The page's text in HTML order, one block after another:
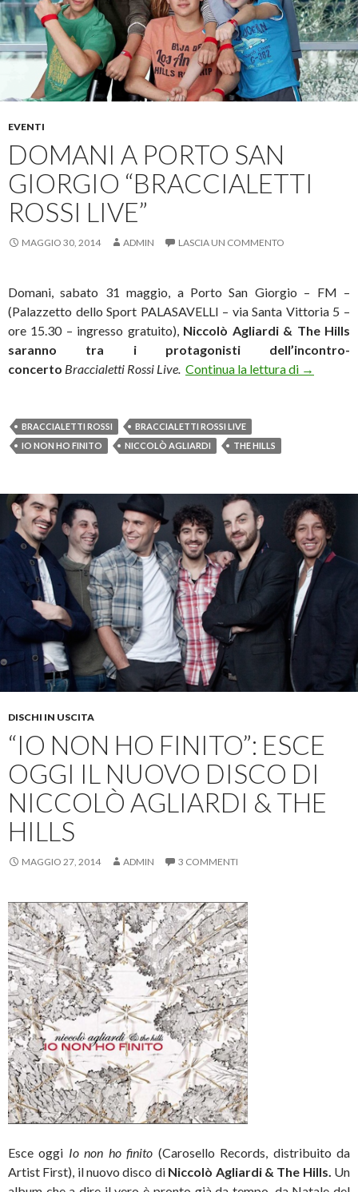
EVENTI
DOMANI A PORTO SAN
GIORGIO “BRACCIALETTI
ROSSI LIVE”
MAGGIO 30, 2014 ADMIN LASCIA UN COMMENTO
Domani, sabato 31 maggio, a Porto San Giorgio – FM –
(Palazzetto dello Sport PALASAVELLI – via Santa Vittoria 5 –
ore 15.30 – ingresso gratuito), Niccolò Agliardi & The Hills
saranno tra i protagonisti dell’incontro-
concerto Braccialetti Rossi Live. Continua la lettura di Domani
→
BRACCIALETTI ROSSI
BRACCIALETTI ROSSI LIVE
IO NON HO FINITO
NICCOLÒ AGLIARDI THE HILLS
DISCHI IN USCITA
“IO NON HO FINITO”: ESCE
OGGI IL NUOVO DISCO DI
NICCOLÒ AGLIARDI & THE
HILLS
MAGGIO 27, 2014 ADMIN 3 COMMENTI
Esce oggi Io non ho finito (Carosello Records, distribuito da
Artist First), il nuovo disco di Niccolò Agliardi & The Hills. Un